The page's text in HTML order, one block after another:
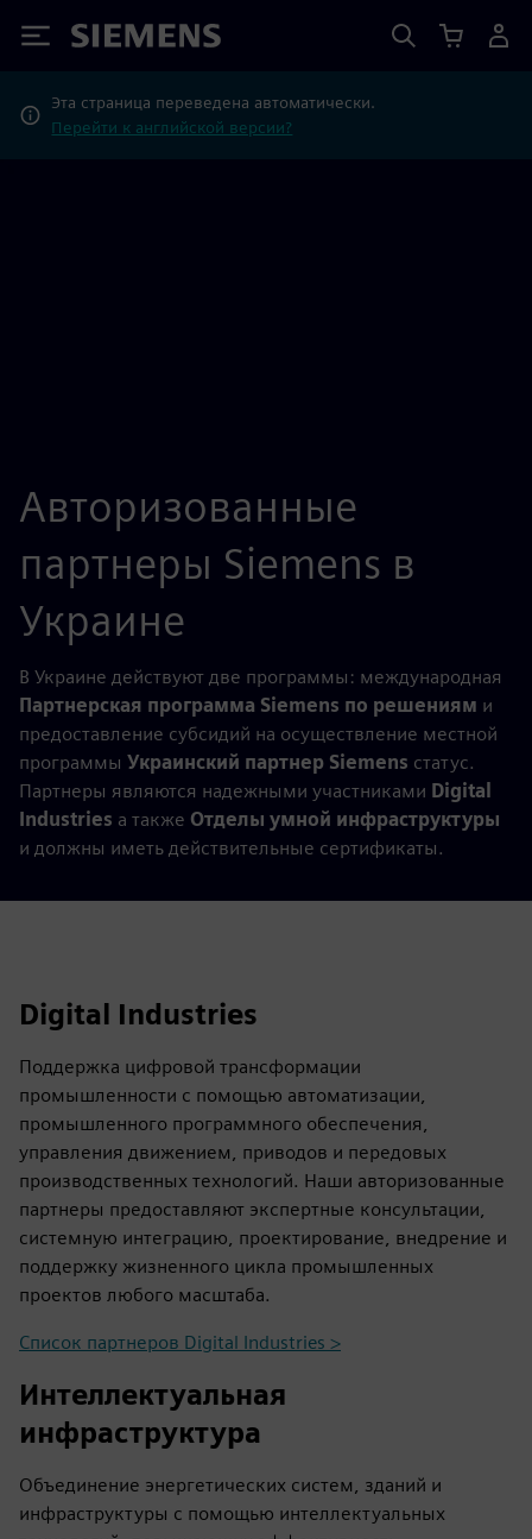
Siemens
Эта страница переведена автоматически.
Перейти к английской версии?
Авторизованные
партнеры Siemens в
Украине
В Украине действуют две программы: международная
Партнерская программа Siemens по решениям и
предоставление субсидий на осуществление местной
программы Украинский партнер Siemens статус.
Партнеры являются надежными участниками Digital
Industries а также Отделы умной инфраструктуры
и должны иметь действительные сертификаты.
Digital Industries
Поддержка цифровой трансформации
промышленности с помощью автоматизации,
промышленного программного обеспечения,
управления движением, приводов и передовых
производственных технологий. Наши авторизованные
партнеры предоставляют экспертные консультации,
системную интеграцию, проектирование, внедрение и
поддержку жизненного цикла промышленных
проектов любого масштаба.
Список партнеров Digital Industries >
Интеллектуальная
инфраструктура
Объединение энергетических систем, зданий и
инфраструктуры с помощью интеллектуальных